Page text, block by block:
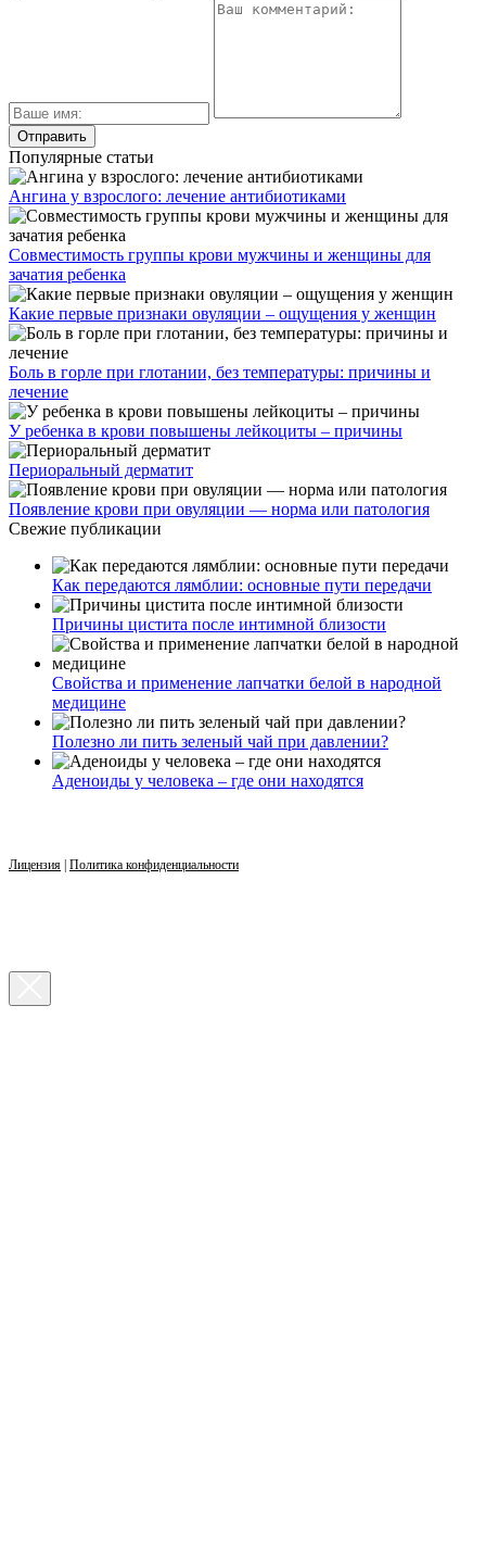
Популярные статьи
Ангина у взрослого: лечение антибиотиками
Совместимость группы крови мужчины и женщины для
зачатия ребенка
Какие первые признаки овуляции – ощущения у женщин
Боль в горле при глотании, без температуры: причины и
лечение
У ребенка в крови повышены лейкоциты – причины
Периоральный дерматит
Появление крови при овуляции — норма или патология
Свежие публикации
Как передаются лямблии: основные пути передачи
Причины цистита после интимной близости
Свойства и применение лапчатки белой в народной
медицине
Полезно ли пить зеленый чай при давлении?
Аденоиды у человека – где они находятся
Лицензия Политика конфиденциальности